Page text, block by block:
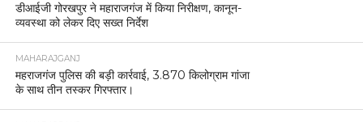
डीआईजी गोरखपुर ने महाराजगंज में किया निरीक्षण, कानून-
व्यवस्था को लेकर दिए सख्त निर्देश
MAHARAJGANJ
महराजगंज पुलिस की बड़ी कार्रवाई, 3.870 किलोग्राम गांजा
के साथ तीन तस्कर गिरफ्तार।